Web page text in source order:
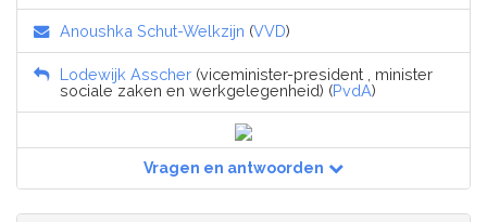
Anoushka Schut-Welkzijn (VVD)
Lodewijk Asscher (viceminister-president , minister
sociale zaken en werkgelegenheid) (PvdA)
Vragen en antwoorden